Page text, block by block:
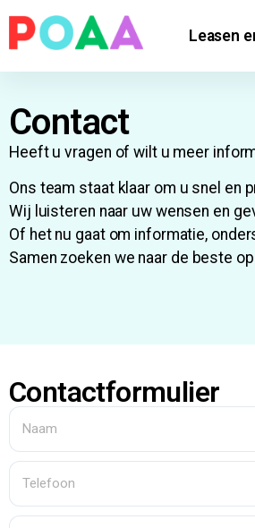
Leasen
Contact
Heeft u vragen of wilt u meer
Ons team staat klaar om u snel en
Wij luisteren naar uw wensen en
Of het nu gaat om informatie,
Samen zoeken we naar de beste
Contactformulier